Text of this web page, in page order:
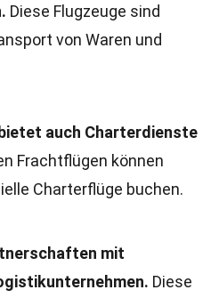
Diese Flugzeuge sind
von Waren und
auch Charterdienste
Frachtflügen können
Charterflüge buchen.
mit
Diese